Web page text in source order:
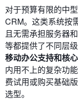
对于预算有限的中
CRM。这类系统按
且无需承担服务器
等都提供了不同层
移动办公支持和核
内用不上的复杂功
费试用或购买基础
选型。